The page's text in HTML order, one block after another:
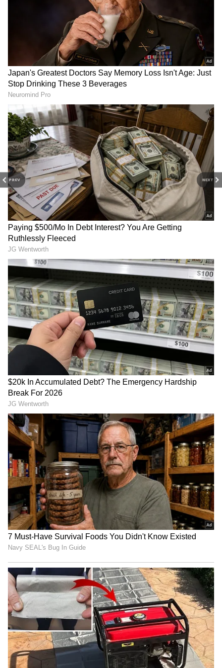
PREV NEXT
Image Credit :
இப்போது வெளியிடப்பட்டுள்ள வெள்ளை
அறிக்கையில் தெரிவிக்கப்பட்டுள்ள
வருவாய் பற்றாக்குறையானது 2011-16 இல்
56,361 கோடி , 2016-21 இல் 58,534 கோடி
ரூபாய். முந்தைய அதிமுக ஆட்சிக்காலத்தில்
மூன்று கட்டங்களாக மின்சார கட்டணம்
ஏற்றப்பட்டது. 37% , 3.5% , 16% என அந்த
கட்டண உயர்வு இருந்தது. அப்படி மின்
கட்டணம் ஏற்றப்பட்ட போது கூட வருவாய்
பற்றாக்குறை என்பது ரூ. 56,000 கோடி.
அதற்கடுத்து ரூ58,000 கோடி என்ற
அளவிற்கு உயர்ந்திருந்தது. ஆனால் கடந்த
எங்களின் ஐந்தாண்டு ஆட்சியில்
வருவாயானது ரூ 1,48,77, 856 உயர்ந்து
ரூ.4,97,996 ஆக இருந்தது. வருவாய்
பற்றாக்குறை ரூ 34,447 கோடியாக
குறைக்கப்பட்டது. அதிமுக ஆட்சியில் 58,000
வருவாய் அதிகரித்த போது செலவும்
அதிகரித்துள்ளது பற்றி கூறும்
மின்சாரத்துறை அமைச்சர் அந்த செலவுகள்
எதற்காக செய்யப்பட்டுள்ளன என்ற
தகவலை மட்டும் மறைத்து விட்டார்.